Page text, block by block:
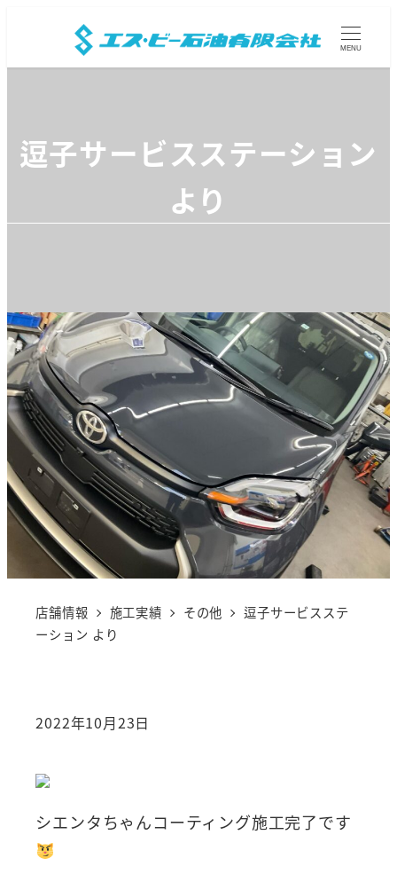
MENU
逗子サービスステーション
より
店舗情報 施工実績 その他
逗子サービスステ
ーション より
2022年10月23日
シエンタちゃんコーティング施工完了です